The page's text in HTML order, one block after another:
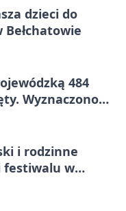
dzieci do
484
Wyznaczono
i rodzinne
festiwalu w